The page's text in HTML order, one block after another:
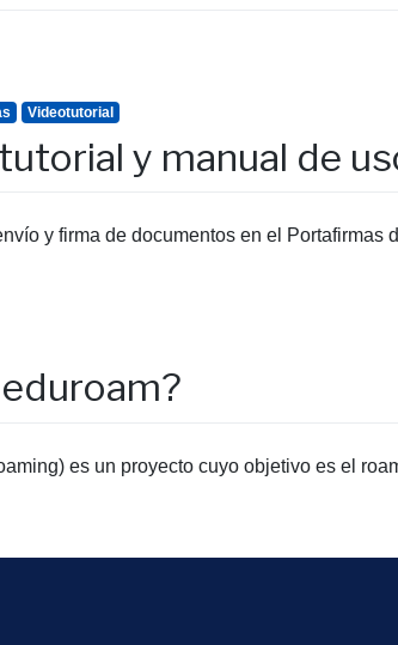
Videotutorial
y manual de
y firma de documentos en el Portafirmas
es un proyecto cuyo objetivo es el